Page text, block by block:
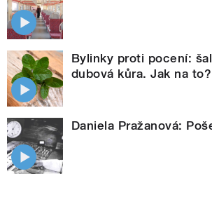
Bylinky proti pocení:
dubová kůra. Jak na to?
Daniela Pražanová: